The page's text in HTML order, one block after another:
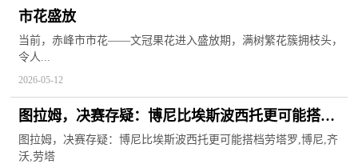
市花盛放
当前，赤峰市市花——文冠果花进入盛放期，满树繁花簇拥枝头，
令人...
2026-05-12
图拉姆，决赛存疑：博尼比埃斯波西托更可能搭档
劳塔罗|每日聚焦
图拉姆，决赛存疑：博尼比埃斯波西托更可能搭档劳塔罗,博尼,齐
沃,劳塔